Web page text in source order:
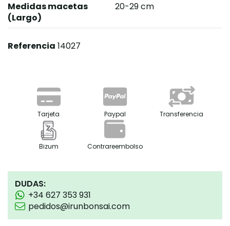
Medidas macetas
(Largo)
20-29 cm
Referencia 14027
Tarjeta Paypal Transferencia
Bizum Contrareembolso
DUDAS:
+34 627 353 931
pedidos@irunbonsai.com